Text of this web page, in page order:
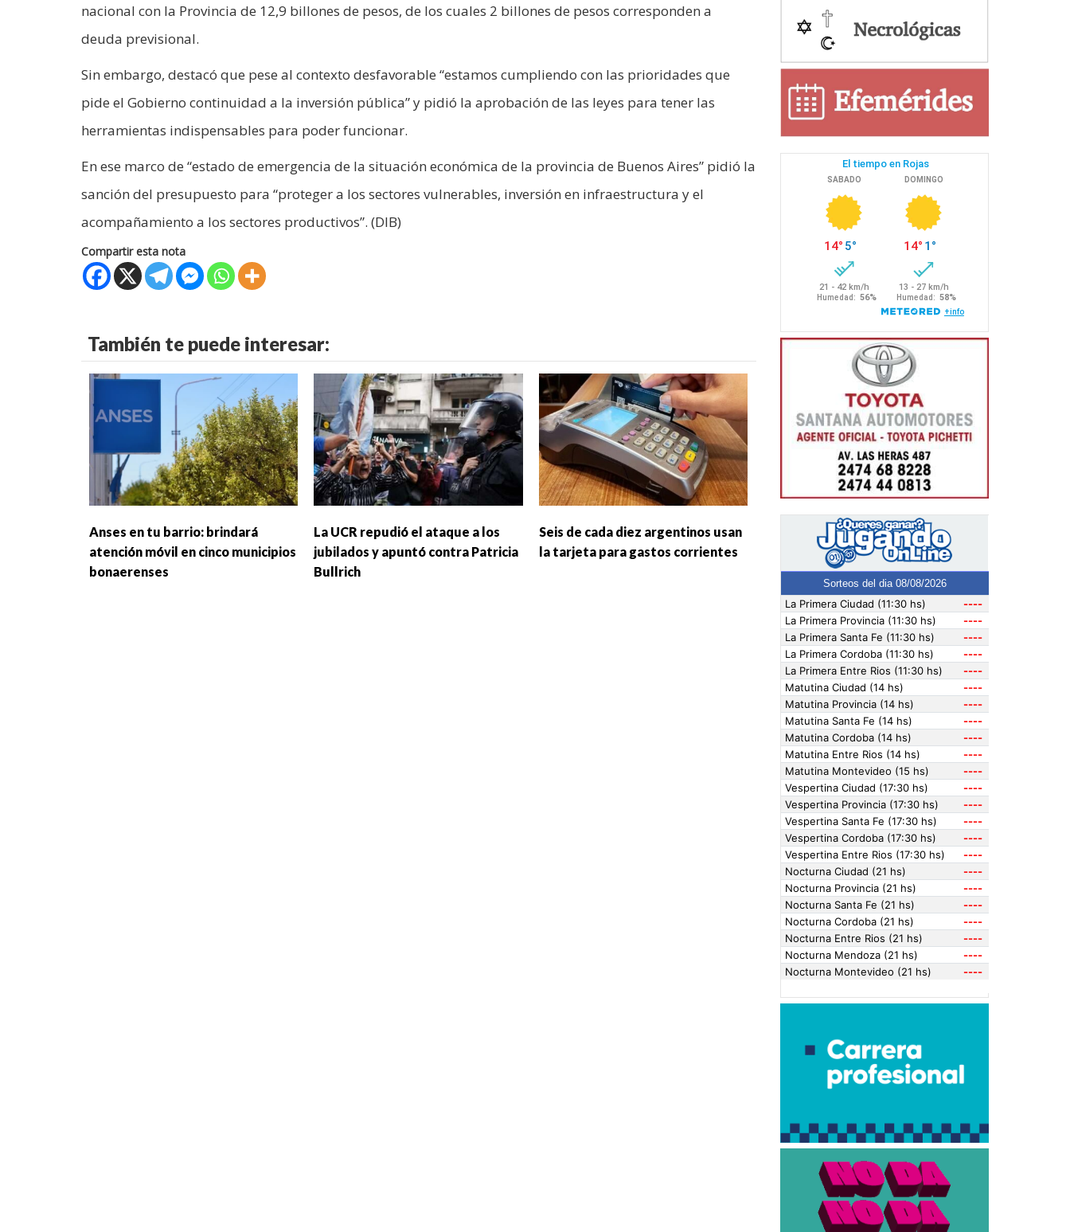
nacional con la Provincia de 12,9 billones de pesos, de los cuales 2 billones de pesos corresponden a
deuda previsional.
Sin embargo, destacó que pese al contexto desfavorable “estamos cumpliendo con las prioridades que
pide el Gobierno continuidad a la inversión pública” y pidió la aprobación de las leyes para tener las
herramientas indispensables para poder funcionar.
En ese marco de “estado de emergencia de la situación económica de la provincia de Buenos Aires” pidió la
sanción del presupuesto para “proteger a los sectores vulnerables, inversión en infraestructura y el
acompañamiento a los sectores productivos”. (DIB)
Compartir esta nota
También te puede interesar:
Anses en tu barrio: brindará
atención móvil en cinco municipios
bonaerenses
La UCR repudió el ataque a los
jubilados y apuntó contra Patricia
Bullrich
Seis de cada diez argentinos usan
la tarjeta para gastos corrientes